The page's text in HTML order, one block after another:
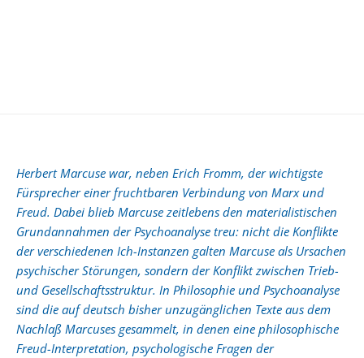
Herbert Marcuse war, neben Erich Fromm, der wichtigste
Fürsprecher einer fruchtbaren Verbindung von Marx und
Freud. Dabei blieb Marcuse zeitlebens den materialistischen
Grundannahmen der Psychoanalyse treu: nicht die Konflikte
der verschiedenen Ich-Instanzen galten Marcuse als Ursachen
psychischer Störungen, sondern der Konflikt zwischen Trieb-
und Gesellschaftsstruktur. In Philosophie und Psychoanalyse
sind die auf deutsch bisher unzugänglichen Texte aus dem
Nachlaß Marcuses gesammelt, in denen eine philosophische
Freud-Interpretation, psychologische Fragen der